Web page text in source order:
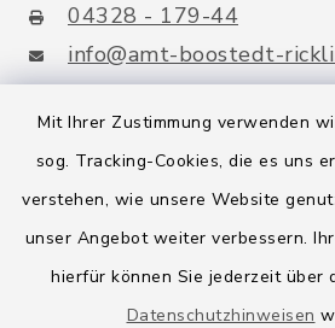
Mit Ihrer Zustimmung verwenden
sog. Tracking-Cookies, die es uns
verstehen, wie unsere Website
unser Angebot weiter verbessern.
hierfür können Sie jederzeit über
Datenschutzhinweisen
04328 - 179-44
info@amt-boostedt-
Quicklinks
Amt Boostedt-Rickling
Amtsbroschüre